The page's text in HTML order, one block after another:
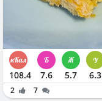
108.4 7.6 5.7 6.3
2 7